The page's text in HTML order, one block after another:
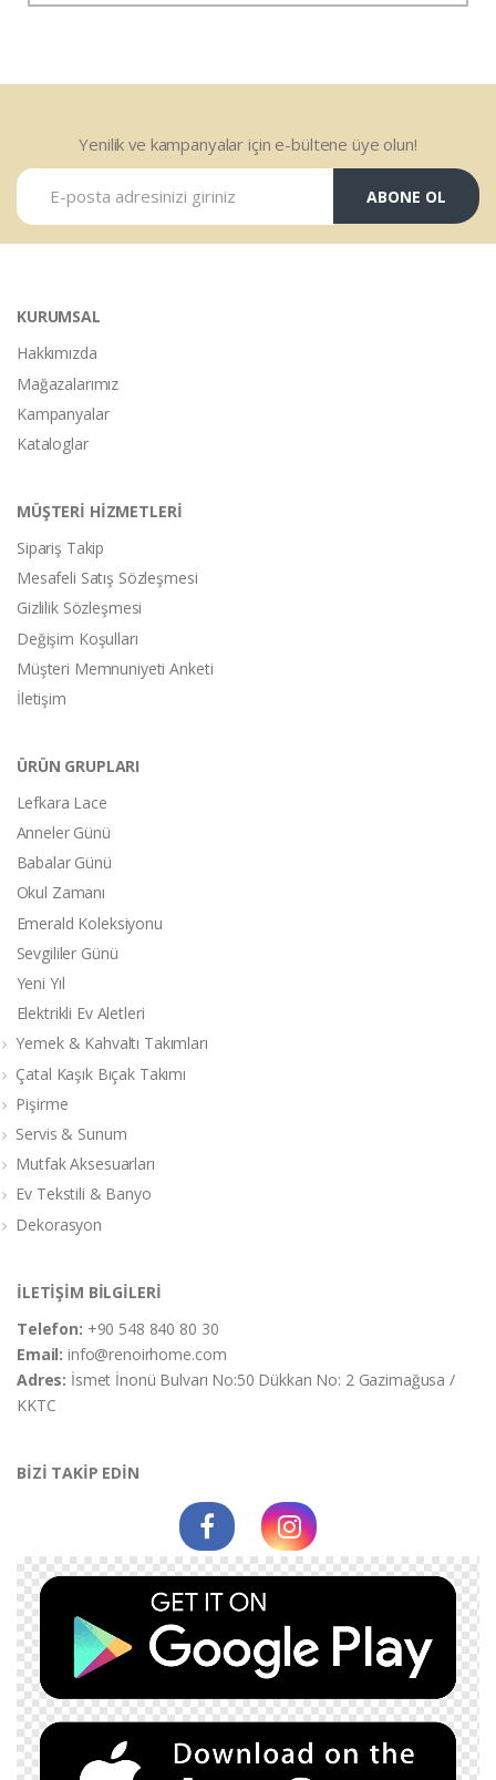
Yenilik ve kampanyalar için e-bültene üye olun!
ABONE OL
KURUMSAL
Hakkımızda
Mağazalarımız
Kampanyalar
Kataloglar
MÜŞTERİ HİZMETLERİ
Sipariş Takip
Mesafeli Satış Sözleşmesi
Gizlilik Sözleşmesi
Değişim Koşulları
Müşteri Memnuniyeti Anketi
İletişim
ÜRÜN GRUPLARI
Lefkara Lace
Anneler Günü
Babalar Günü
Okul Zamanı
Emerald Koleksiyonu
Sevgililer Günü
Yeni Yıl
Elektrikli Ev Aletleri
Yemek & Kahvaltı Takımları
Çatal Kaşık Bıçak Takımı
Pişirme
Servis & Sunum
Mutfak Aksesuarları
Ev Tekstili & Banyo
Dekorasyon
İLETİŞİM BİLGİLERİ
Telefon: +90 548 840 80 30
Email:info@renoirhome.com
Adres: İsmet İnonü Bulvarı No:50 Dükkan No: 2 Gazimağusa /
KKTC
BİZİ TAKİP EDİN